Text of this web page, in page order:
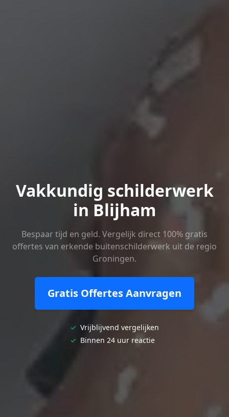
Vakkundig schilderwerk
in Blijham
Bespaar tijd en geld. Vergelijk direct 100% gratis
offertes van erkende buitenschilderwerk uit de regio
Groningen.
Gratis Offertes Aanvragen
✓ Vrijblijvend vergelijken
✓ Binnen 24 uur reactie